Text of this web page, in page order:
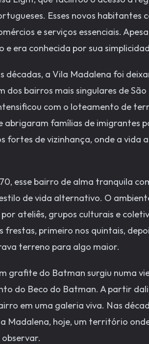
Esses novos
e serviços essenciais.
era conhecida por sua
décadas, a Vila Madalena foi
dos bairros mais singulares de São
com o loteamento de
abrigaram famílias de imigrantes
fortes de vizinhança, onde a
70, esse bairro de alma tranquila
de vida alternativo. O
ateliês, grupos culturais e
frestas, primeiro nos quintais,
terreno para algo maior.
grafite do Batman surgiu numa
do Beco do Batman. A partir
em uma galeria viva. Nas
Madalena, hoje, um território